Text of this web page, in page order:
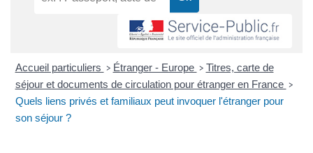
Accueil particuliers > Étranger - Europe > Titres, carte de
séjour et documents de circulation pour étranger en France >
Quels liens privés et familiaux peut invoquer l'étranger pour
son séjour ?